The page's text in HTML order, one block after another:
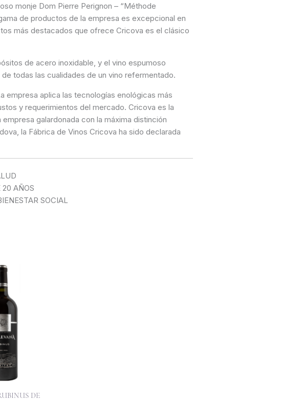
monje Dom Pierre Perignon – “Méthode
de productos de la empresa es excepcional en
más destacados que ofrece Cricova es el clásico
de acero inoxidable, y el vino espumoso
todas las cualidades de un vino refermentado.
empresa aplica las tecnologías enológicas más
y requerimientos del mercado. Cricova es la
galardonada con la máxima distinción
la Fábrica de Vinos Cricova ha sido declarada
20 AÑOS
SOCIAL
DE